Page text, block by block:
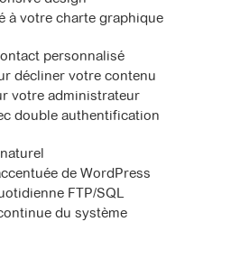
à votre charte graphique
personnalisé
décliner votre contenu
votre administrateur
double authentification
de WordPress
FTP/SQL
du système